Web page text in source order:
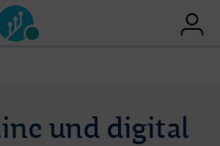
und digital